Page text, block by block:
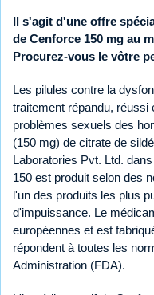
Il s'agit d'une offre
de Cenforce 150 mg au
Procurez-vous le vôtre
Les pilules contre la
traitement répandu, réussi
problèmes sexuels des
(150 mg) de citrate de
Laboratories Pvt. Ltd.
150 est produit selon des
l'un des produits les plus
d'impuissance. Le
européennes et est
répondent à toutes les
Administration (FDA).